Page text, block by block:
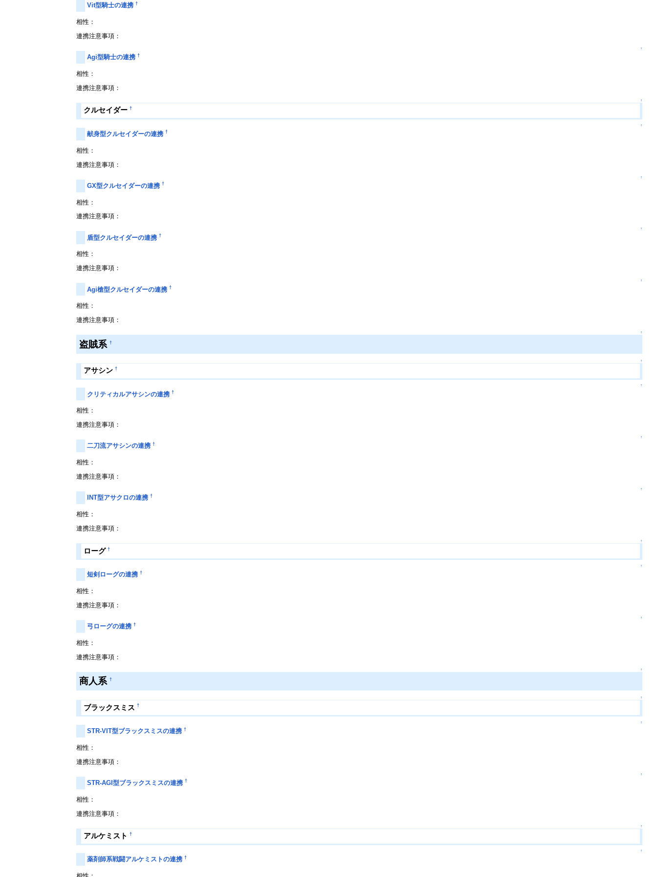
Vit型騎士の連携 †
相性：
連携注意事項：
↑
Agi型騎士の連携 †
相性：
連携注意事項：
↑
クルセイダー †
↑
献身型クルセイダーの連携 †
相性：
連携注意事項：
↑
GX型クルセイダーの連携 †
相性：
連携注意事項：
↑
盾型クルセイダーの連携 †
相性：
連携注意事項：
↑
Agi槍型クルセイダーの連携 †
相性：
連携注意事項：
↑
盗賊系†
↑
アサシン †
↑
クリティカルアサシンの連携 †
相性：
連携注意事項：
↑
二刀流アサシンの連携 †
相性：
連携注意事項：
↑
INT型アサクロの連携 †
相性：
連携注意事項：
↑
ローグ †
↑
短剣ローグの連携 †
相性：
連携注意事項：
↑
弓ローグの連携 †
相性：
連携注意事項：
↑
商人系†
↑
ブラックスミス †
↑
STR-VIT型ブラックスミスの連携 †
相性：
連携注意事項：
↑
STR-AGI型ブラックスミスの連携 †
相性：
連携注意事項：
↑
アルケミスト †
↑
薬剤師系戦闘アルケミストの連携 †